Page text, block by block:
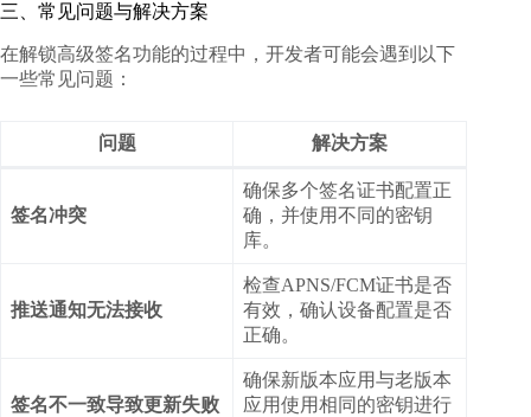
三、常见问题与解决方案
在解锁高级签名功能的过程中，开发者可能会遇到以下
一些常见问题：
问题 解决方案
签名冲突
确保多个签名证书配置正
确，并使用不同的密钥
库。
推送通知无法接收
检查APNS/FCM证书是否
有效，确认设备配置是否
正确。
签名不一致导致更新失败
确保新版本应用与老版本
应用使用相同的密钥进行